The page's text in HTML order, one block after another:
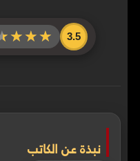
3.5
نبذة عن الكاتب